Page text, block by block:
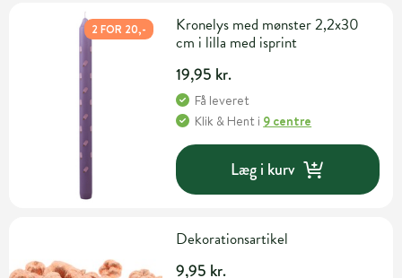
2 FOR 20,-
Kronelys med mønster 2,2x30
cm i lilla med isprint
19,95 kr.
Få leveret
Klik & Hent i 9 centre
Læg i kurv
Dekorationsartikel
9,95 kr.